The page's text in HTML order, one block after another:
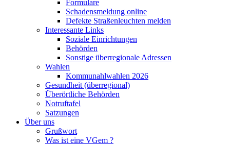
Formulare
Schadensmeldung online
Defekte Straßenleuchten melden
Interessante Links
Soziale Einrichtungen
Behörden
Sonstige überregionale Adressen
Wahlen
Kommunahlwahlen 2026
Gesundheit (überregional)
Überörtliche Behörden
Notruftafel
Satzungen
Über uns
Grußwort
Was ist eine VGem ?